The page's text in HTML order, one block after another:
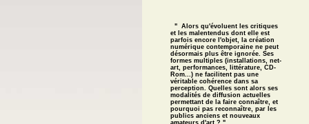
" Alors qu'évoluent les critiques
et les malentendus dont elle est
parfois encore l'objet, la création
numérique contemporaine ne peut
désormais plus être ignorée. Ses
formes multiples (installations, net-
art, performances, littérature, CD-
Rom...) ne facilitent pas une
véritable cohérence dans sa
perception. Quelles sont alors ses
modalités de diffusion actuelles
permettant de la faire connaître, et
pourquoi pas reconnaître, par les
publics anciens et nouveaux
amateurs d'art ? "